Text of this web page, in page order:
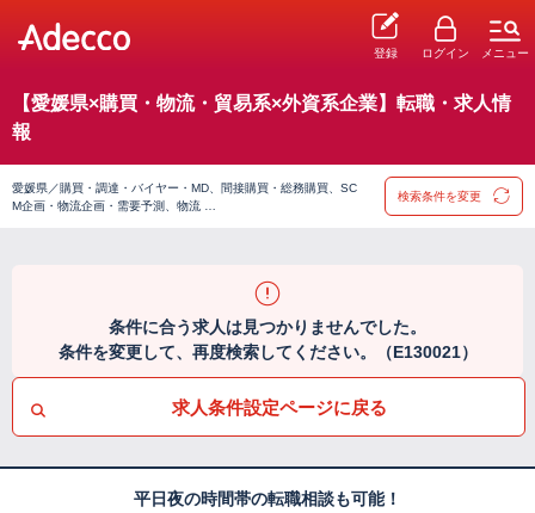
登録 ログイン メニュー
【愛媛県×購買・物流・貿易系×外資系企業】転職・求人情
報
愛媛県／購買・調達・バイヤー・MD、間接購買・総務購買、SC
M企画・物流企画・需要予測、物流 …
検索条件を変更
条件に合う求人は見つかりませんでした。
条件を変更して、再度検索してください。（E130021）
求人条件設定ページに戻る
平日夜の時間帯の転職相談も可能！